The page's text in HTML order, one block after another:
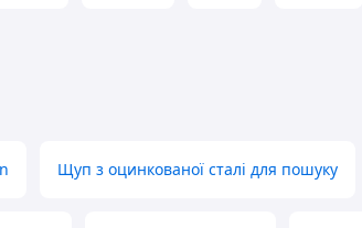
Щуп з оцинкованої сталі для пошуку